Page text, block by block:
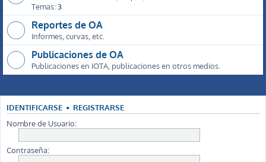
Temas:3
Reportes de OA
Informes, curvas, etc.
Publicaciones de OA
Publicaciones en IOTA, publicaciones en otros medios.
IDENTIFICARSE • REGISTRARSE
Nombre de Usuario:
Contraseña: